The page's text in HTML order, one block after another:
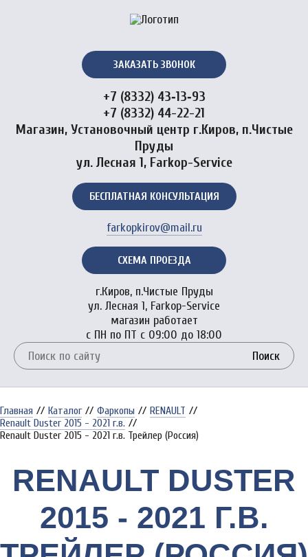
ЗАКАЗАТЬ ЗВОНОК
+7 (8332) 43‑13‑93
+7 (8332) 44-22-21
Магазин, Установочный центр г.Киров, п.Чистые
Пруды
ул. Лесная 1, Farkop-Service
БЕСПЛАТНАЯ КОНСУЛЬТАЦИЯ
farkopkirov@mail.ru
СХЕМА ПРОЕЗДА
г.Киров, п.Чистые Пруды
ул. Лесная 1, Farkop-Service
магазин работает
с ПН по ПТ с 09:00 до 18:00
Поиск
Главная // Каталог // Фаркопы // RENAULT //
Renault Duster 2015 - 2021 г.в. //
Renault Duster 2015 - 2021 г.в. Трейлер (Россия)
RENAULT DUSTER
2015 - 2021 Г.В.